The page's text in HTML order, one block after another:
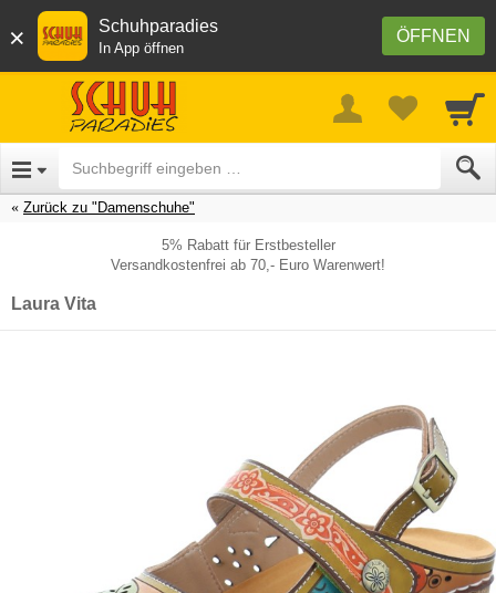
× ÖFFNEN
Schuhparadies
In App öffnen
Zurück zu "Damenschuhe"
5% Rabatt für Erstbesteller
Versandkostenfrei ab 70,- Euro Warenwert!
Laura Vita